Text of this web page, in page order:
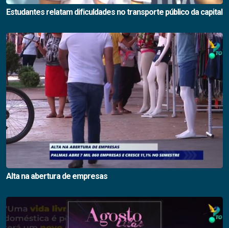
Estudantes relatam dificuldades no transporte público da capital
Alta na abertura de empresas